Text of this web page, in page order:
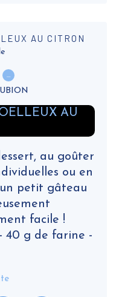
AU CITRON
…
au goûter
ou en
petit gâteau
facile !
40 g de farine -